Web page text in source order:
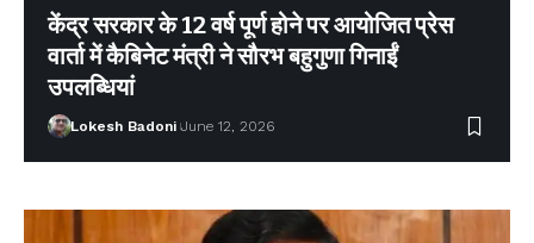
केंद्र सरकार के 12 वर्ष पूर्ण होने पर आयोजित प्रेस
वार्ता में कैबिनेट मंत्री ने सौरभ बहुगुणा गिनाईं
उपलब्धियां
Lokesh Badoni June 12, 2026